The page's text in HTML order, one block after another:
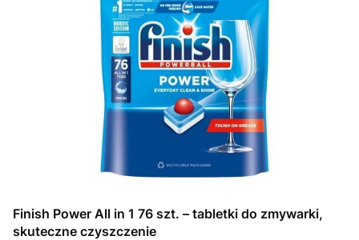
Finish Power All in 1 76 szt. – tabletki do zmywarki,
skuteczne czyszczenie